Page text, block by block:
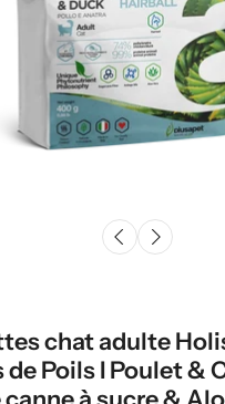
chat adulte
de Poils I Poulet &